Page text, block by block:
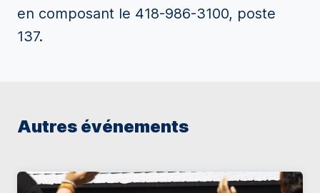
en composant le 418-986-3100, poste
137.
Autres événements